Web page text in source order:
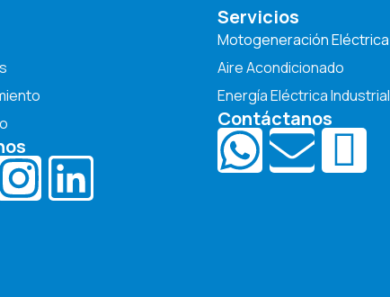
Servicios
Motogeneración Eléctrica
Aire Acondicionado
Energía Eléctrica Industrial
Contáctanos